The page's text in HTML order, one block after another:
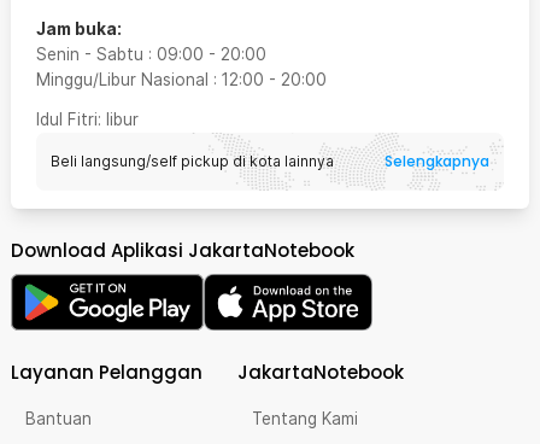
Jam buka:
Senin - Sabtu : 09:00 - 20:00
Minggu/Libur Nasional : 12:00 - 20:00
Idul Fitri: libur
Beli langsung/self pickup di kota lainnya Selengkapnya
Download Aplikasi JakartaNotebook
Layanan Pelanggan
Bantuan
JakartaNotebook
Tentang Kami